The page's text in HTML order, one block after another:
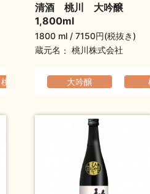
フルーティ 元旦祝い酒
桃川 ふくよか
清酒 桃川 大吟醸
1,800ml
1800 ml
7150円(税抜き)
蔵元名
桃川株式会社
大吟醸